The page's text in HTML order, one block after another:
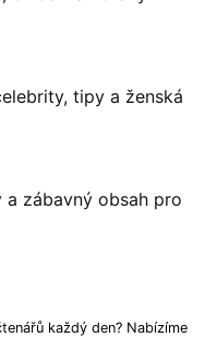
tipy a ženská
a zábavný obsah pro
každý den? Nabízíme